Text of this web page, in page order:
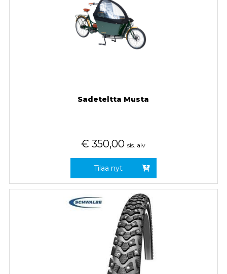
Sadeteltta Musta
€ 350,00 sis. alv
Tilaa nyt